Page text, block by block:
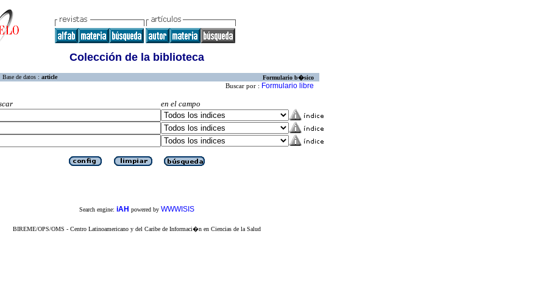
Colección de la biblioteca
Base de datos : article Formulario b�sico
Buscar por : Formulario libre
en el campo
Search engine: iAH powered by WWWISIS
BIREME/OPS/OMS - Centro Latinoamericano y del Caribe de Informaci�n en Ciencias de la Salud